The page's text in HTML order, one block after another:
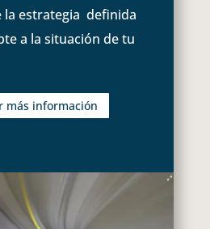
la estrategia definida
a la situación de tu
más información